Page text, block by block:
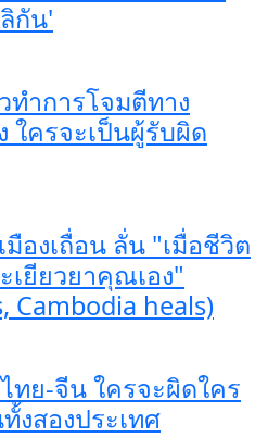
กัน'
ทำการโจมตีทาง
ใครจะเป็นผู้รับผิด
มืองเถื่อน ลั่น "เมื่อชีวิต
เยียวยาคุณเอง"
Cambodia heals)
ย-จีน ใครจะผิดใคร
งสองประเทศ